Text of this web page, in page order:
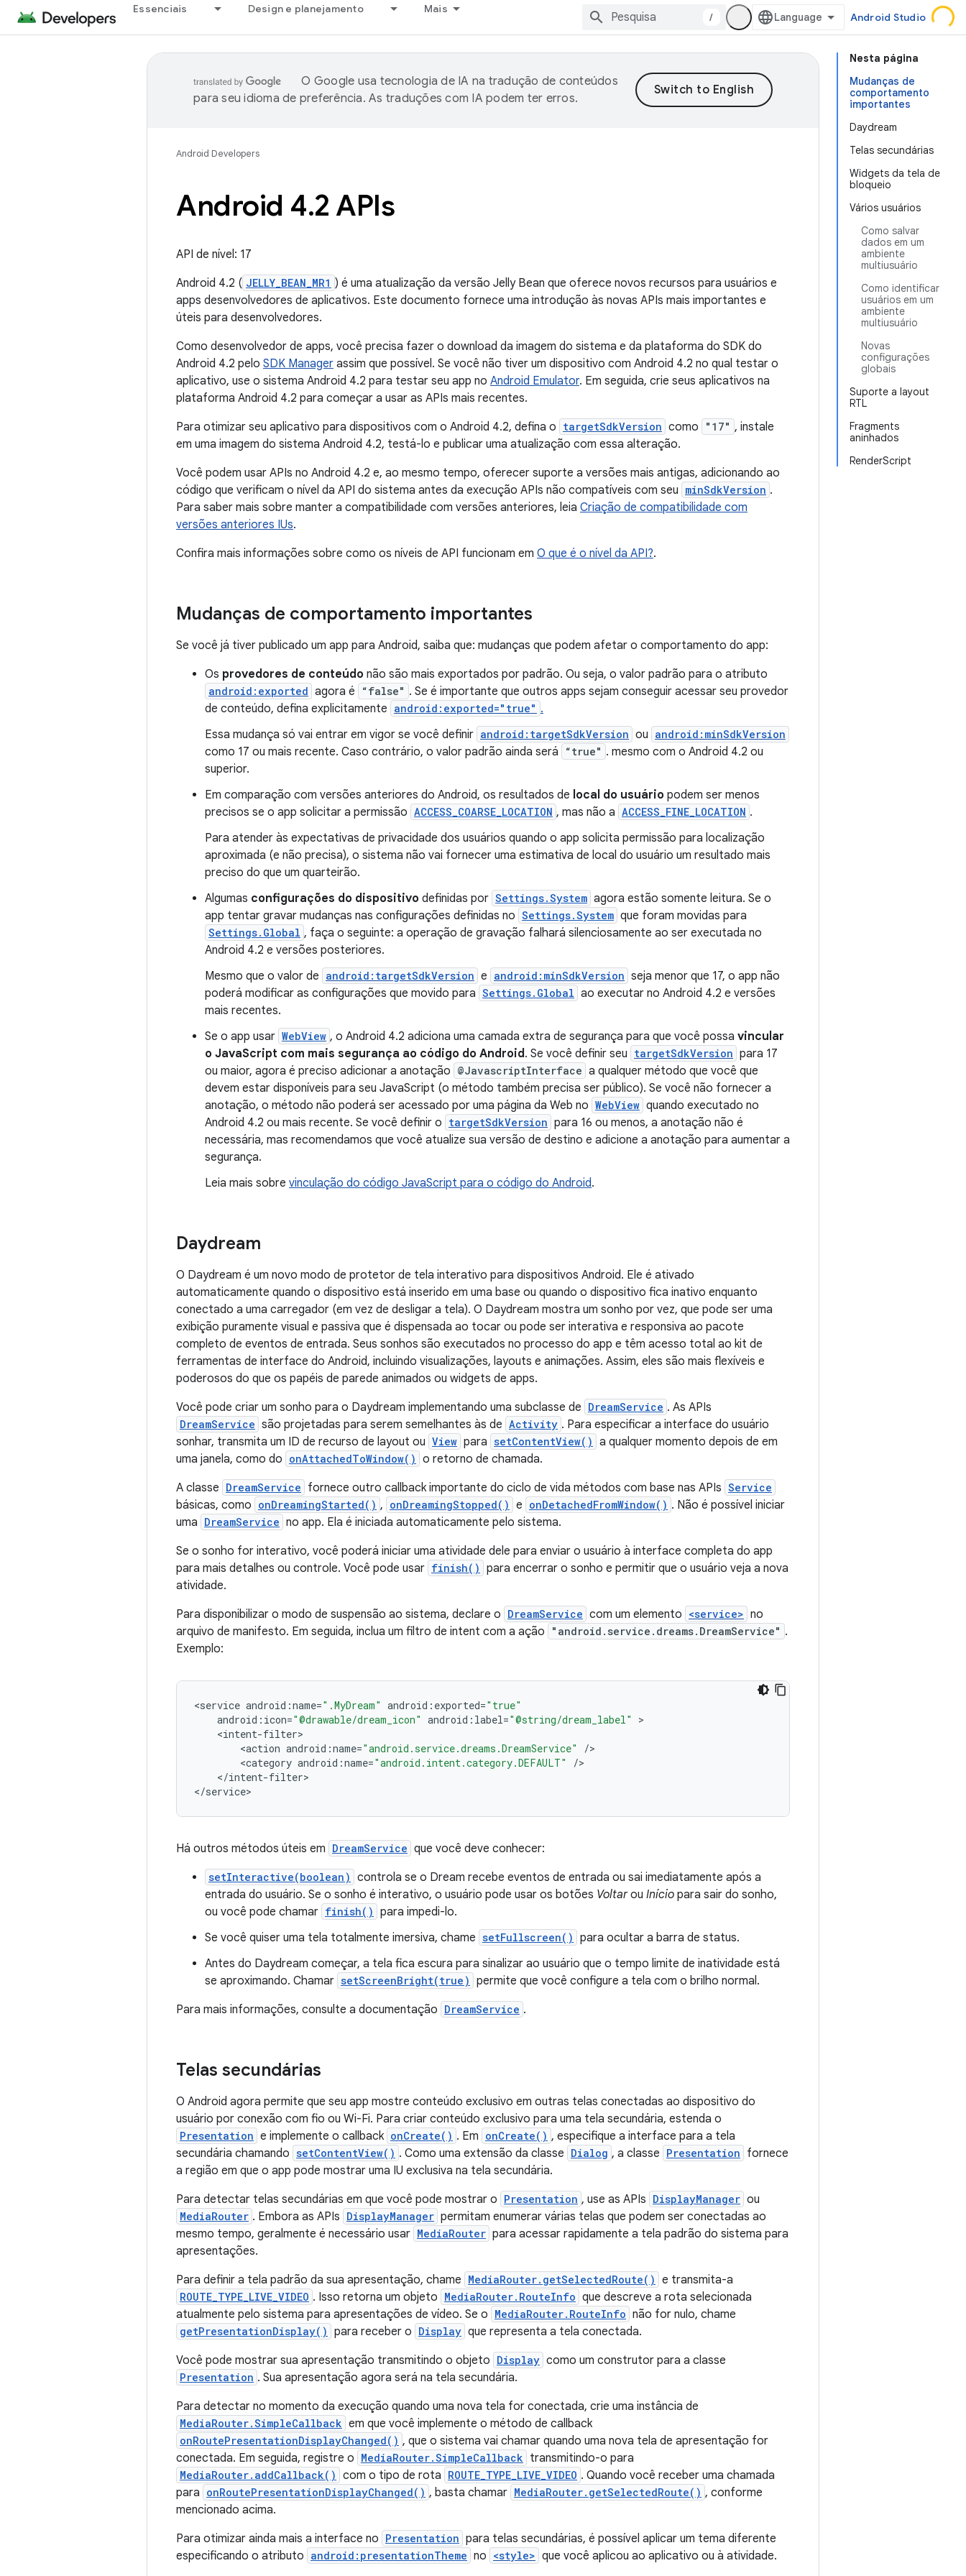
Essenciais Design e planejamento Mais
/ Android Studio
Nesta página
Mudanças de
comportamento
importantes
Daydream
Telas secundárias
Widgets da tela de
bloqueio
Vários usuários
Como salvar
dados em um
ambiente
multiusuário
Como identificar
usuários em um
ambiente
multiusuário
Novas
configurações
globais
Suporte a layout
RTL
Fragments
aninhados
RenderScript
O Google usa tecnologia de IA na tradução de conteúdos
para seu idioma de preferência. As traduções com IA podem ter erros.
Android Developers
Android 4.2 APIs
API de nível: 17
Android 4.2 ( JELLY_BEAN_MR1 ) é uma atualização da versão Jelly Bean que oferece novos recursos para usuários e
apps desenvolvedores de aplicativos. Este documento fornece uma introdução às novas APIs mais importantes e
úteis para desenvolvedores.
Como desenvolvedor de apps, você precisa fazer o download da imagem do sistema e da plataforma do SDK do
Android 4.2 pelo SDK Manager assim que possível. Se você não tiver um dispositivo com Android 4.2 no qual testar o
aplicativo, use o sistema Android 4.2 para testar seu app no Android Emulator. Em seguida, crie seus aplicativos na
plataforma Android 4.2 para começar a usar as APIs mais recentes.
Para otimizar seu aplicativo para dispositivos com o Android 4.2, defina o targetSdkVersion como "17" , instale
em uma imagem do sistema Android 4.2, testá-lo e publicar uma atualização com essa alteração.
Você podem usar APIs no Android 4.2 e, ao mesmo tempo, oferecer suporte a versões mais antigas, adicionando ao
código que verificam o nível da API do sistema antes da execução APIs não compatíveis com seu minSdkVersion .
Para saber mais sobre manter a compatibilidade com versões anteriores, leia Criação de compatibilidade com
versões anteriores IUs.
Confira mais informações sobre como os níveis de API funcionam em O que é o nível da API?.
Mudanças de comportamento importantes
Se você já tiver publicado um app para Android, saiba que: mudanças que podem afetar o comportamento do app:
Os provedores de conteúdo não são mais exportados por padrão. Ou seja, o valor padrão para o atributo
android:exported agora é “false" . Se é importante que outros apps sejam conseguir acessar seu provedor
de conteúdo, defina explicitamente android:exported="true" .
Essa mudança só vai entrar em vigor se você definir android:targetSdkVersion ou android:minSdkVersion
como 17 ou mais recente. Caso contrário, o valor padrão ainda será “true" . mesmo com o Android 4.2 ou
superior.
Em comparação com versões anteriores do Android, os resultados de local do usuário podem ser menos
precisos se o app solicitar a permissão ACCESS_COARSE_LOCATION , mas não a ACCESS_FINE_LOCATION .
Para atender às expectativas de privacidade dos usuários quando o app solicita permissão para localização
aproximada (e não precisa), o sistema não vai fornecer uma estimativa de local do usuário um resultado mais
preciso do que um quarteirão.
Algumas configurações do dispositivo definidas por Settings.System agora estão somente leitura. Se o
app tentar gravar mudanças nas configurações definidas no Settings.System que foram movidas para
Settings.Global , faça o seguinte: a operação de gravação falhará silenciosamente ao ser executada no
Android 4.2 e versões posteriores.
Mesmo que o valor de android:targetSdkVersion e android:minSdkVersion seja menor que 17, o app não
poderá modificar as configurações que movido para Settings.Global ao executar no Android 4.2 e versões
mais recentes.
Se o app usar WebView , o Android 4.2 adiciona uma camada extra de segurança para que você possa vincular
o JavaScript com mais segurança ao código do Android. Se você definir seu targetSdkVersion para 17
ou maior, agora é preciso adicionar a anotação @JavascriptInterface a qualquer método que você que
devem estar disponíveis para seu JavaScript (o método também precisa ser público). Se você não fornecer a
anotação, o método não poderá ser acessado por uma página da Web no WebView quando executado no
Android 4.2 ou mais recente. Se você definir o targetSdkVersion para 16 ou menos, a anotação não é
necessária, mas recomendamos que você atualize sua versão de destino e adicione a anotação para aumentar a
segurança.
Leia mais sobre vinculação do código JavaScript para o código do Android.
Daydream
O Daydream é um novo modo de protetor de tela interativo para dispositivos Android. Ele é ativado
automaticamente quando o dispositivo está inserido em uma base ou quando o dispositivo fica inativo enquanto
conectado a uma carregador (em vez de desligar a tela). O Daydream mostra um sonho por vez, que pode ser uma
exibição puramente visual e passiva que é dispensada ao tocar ou pode ser interativa e responsiva ao pacote
completo de eventos de entrada. Seus sonhos são executados no processo do app e têm acesso total ao kit de
ferramentas de interface do Android, incluindo visualizações, layouts e animações. Assim, eles são mais flexíveis e
poderosos do que os papéis de parede animados ou widgets de apps.
Você pode criar um sonho para o Daydream implementando uma subclasse de DreamService . As APIs
DreamService são projetadas para serem semelhantes às de Activity . Para especificar a interface do usuário
sonhar, transmita um ID de recurso de layout ou View para setContentView() a qualquer momento depois de em
uma janela, como do onAttachedToWindow() o retorno de chamada.
A classe DreamService fornece outro callback importante do ciclo de vida métodos com base nas APIs Service
básicas, como onDreamingStarted() , onDreamingStopped() e onDetachedFromWindow() . Não é possível iniciar
uma DreamService no app. Ela é iniciada automaticamente pelo sistema.
Se o sonho for interativo, você poderá iniciar uma atividade dele para enviar o usuário à interface completa do app
para mais detalhes ou controle. Você pode usar finish() para encerrar o sonho e permitir que o usuário veja a nova
atividade.
Para disponibilizar o modo de suspensão ao sistema, declare o DreamService com um elemento <service> no
arquivo de manifesto. Em seguida, inclua um filtro de intent com a ação
"android.service.dreams.DreamService" .
Exemplo:
<service android :name=".MyDream" android : exported="true"
android : icon="@drawable/dream_icon" android : label="@string/dream_label"
<intent-filter
<action android :name="android.service.dreams.DreamService" /
<category android :name="android.intent.category.DEFAULT" /
</intent-filter>
</service>
Há outros métodos úteis em DreamService que você deve conhecer:
setInteractive(boolean) controla se o Dream recebe eventos de entrada ou sai imediatamente após a
entrada do usuário. Se o sonho é interativo, o usuário pode usar os botões Voltarou Início para sair do sonho,
ou você pode chamar finish() para impedi-lo.
Se você quiser uma tela totalmente imersiva, chame setFullscreen() para ocultar a barra de status.
Antes do Daydream começar, a tela fica escura para sinalizar ao usuário que o tempo limite de inatividade está
se aproximando. Chamar setScreenBright(true) permite que você configure a tela com o brilho normal.
Para mais informações, consulte a documentação DreamService .
Telas secundárias
O Android agora permite que seu app mostre conteúdo exclusivo em outras telas conectadas ao dispositivo do
usuário por conexão com fio ou Wi-Fi. Para criar conteúdo exclusivo para uma tela secundária, estenda o
Presentation e implemente o callback onCreate() . Em onCreate() , especifique a interface para a tela
secundária chamando setContentView() . Como uma extensão da classe Dialog , a classe Presentation fornece
a região em que o app pode mostrar uma IU exclusiva na tela secundária.
Para detectar telas secundárias em que você pode mostrar o Presentation , use as APIs DisplayManager ou
MediaRouter . Embora as APIs DisplayManager permitam enumerar várias telas que podem ser conectadas ao
mesmo tempo, geralmente é necessário usar MediaRouter para acessar rapidamente a tela padrão do sistema para
apresentações.
Para definir a tela padrão da sua apresentação, chame MediaRouter.getSelectedRoute() e transmita-a
ROUTE_TYPE_LIVE_VIDEO . Isso retorna um objeto MediaRouter.RouteInfo que descreve a rota selecionada
atualmente pelo sistema para apresentações de vídeo. Se o MediaRouter.RouteInfo não for nulo, chame
getPresentationDisplay() para receber o Display que representa a tela conectada.
Você pode mostrar sua apresentação transmitindo o objeto Display como um construtor para a classe
Presentation . Sua apresentação agora será na tela secundária.
Para detectar no momento da execução quando uma nova tela for conectada, crie uma instância de
MediaRouter.SimpleCallback em que você implemente o método de callback
onRoutePresentationDisplayChanged() , que o sistema vai chamar quando uma nova tela de apresentação for
conectada. Em seguida, registre o MediaRouter.SimpleCallback transmitindo-o para
MediaRouter.addCallback() com o tipo de rota ROUTE_TYPE_LIVE_VIDEO . Quando você receber uma chamada
para onRoutePresentationDisplayChanged() , basta chamar MediaRouter.getSelectedRoute() , conforme
mencionado acima.
Para otimizar ainda mais a interface no Presentation para telas secundárias, é possível aplicar um tema diferente
especificando o atributo android:presentationTheme no <style> que você aplicou ao aplicativo ou à atividade.